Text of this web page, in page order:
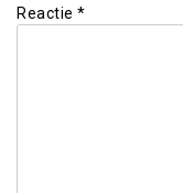
Reactie *